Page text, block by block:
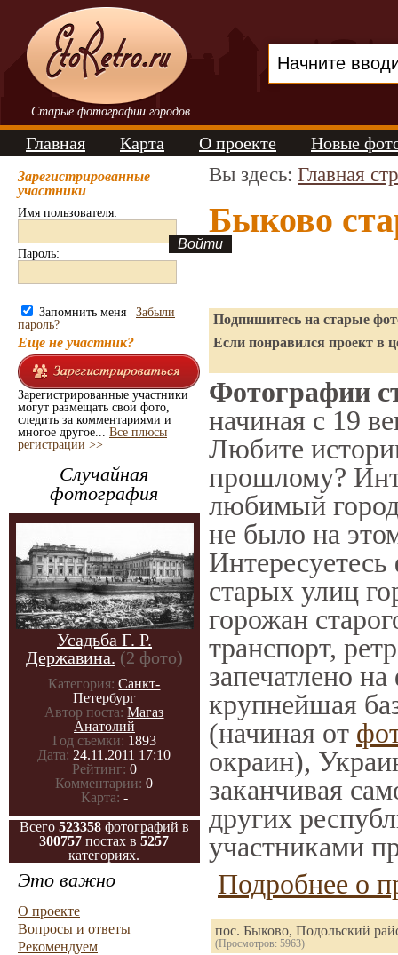
Старые фотографии городов
Главная Карта О проекте Новые
Зарегистрированные
участники
Имя пользователя:
Пароль:
Запомнить меня | Забыли
пароль?
Еще не участник?
Зарегистрированные участники
могут размещать свои фото,
следить за комментариями и
многое другое... Все плюсы
регистрации >>
Случайная
фотография
Усадьба Г. Р.
Державина. (2 фото)
Категория: Санкт-
Петербург
Автор поста: Магаз
Анатолий
Год съемки: 1893
Дата: 24.11.2011 17:10
Рейтинг: 0
Комментарии: 0
Карта: -
Всего 523358 фотографий в
300757 постах в5257
категориях.
Это важно
О проекте
Вопросы и ответы
Рекомендуем
Вы здесь: Главная
Быково
Подпишитесь на старые
Если понравился проект в
Фотографии
начиная с 19
Любите
прошлому?
любимый
не было на
Интересуетесь
старых улиц
горожан
транспорт,
запечатлено
крупнейшая
(начиная от
окраин),
заканчивая
других
участниками
Подробнее о
пос. Быково, Подольский
(Просмотров: 5963)